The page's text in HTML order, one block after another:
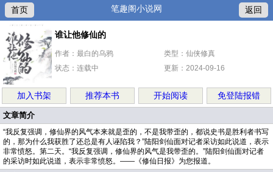
首页 笔趣阁小说网 返回
谁让他修仙的
作者：最白的乌鸦
类型：仙侠修真
状态：连载中
更新：2024-09-16
加入书架 推荐本书 开始阅读 免登陆报错
文章简介
“我反复强调，修仙界的风气本来就是歪的，不是我带歪的，都说史书是胜利者书写
的，那为什么我获胜了还总是有人诬陷我？”陆阳剑仙面对记者采访如此说道，表示
非常愤怒。第二天。“我反复强调，修仙界的风气是我带歪的。”陆阳剑仙面对记者
的采访时如此说道，表示非常愤怒。——《修仙日报》为您报道。